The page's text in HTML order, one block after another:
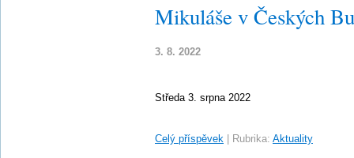
Mikuláše v Českých
3. 8. 2022
Středa 3. srpna 2022
Celý příspěvek Rubrika: Aktuality